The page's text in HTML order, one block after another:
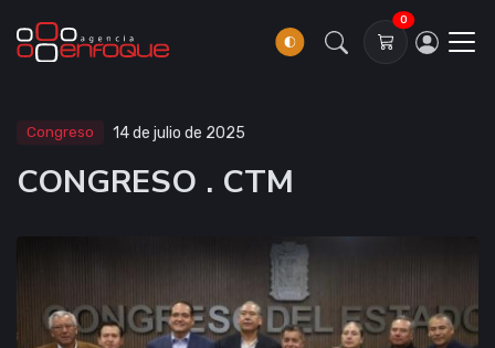
0
Congreso 14 de julio de 2025
CONGRESO . CTM